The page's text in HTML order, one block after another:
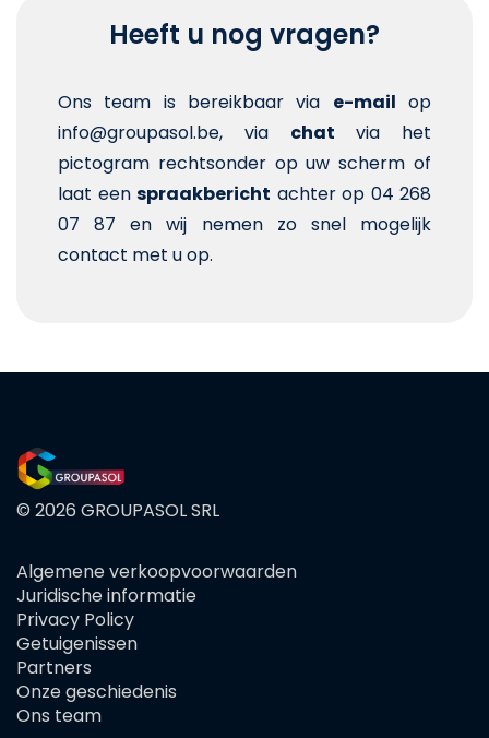
Heeft u nog vragen?
Ons team is bereikbaar via e-mail op
info@groupasol.be, via chat via het
pictogram rechtsonder op uw scherm of
laat een spraakbericht achter op 04 268
07 87 en wij nemen zo snel mogelijk
contact met u op.
© 2026 GROUPASOL SRL
FOOTER
MENU
Algemene verkoopvoorwaarden
Juridische informatie
Privacy Policy
Getuigenissen
Partners
Onze geschiedenis
Ons team